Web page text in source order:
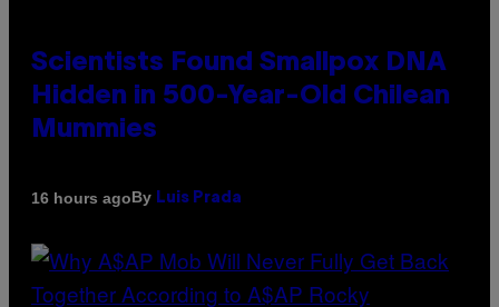
Scientists Found Smallpox DNA
Hidden in 500-Year-Old Chilean
Mummies
16 hours agoBy Luis Prada